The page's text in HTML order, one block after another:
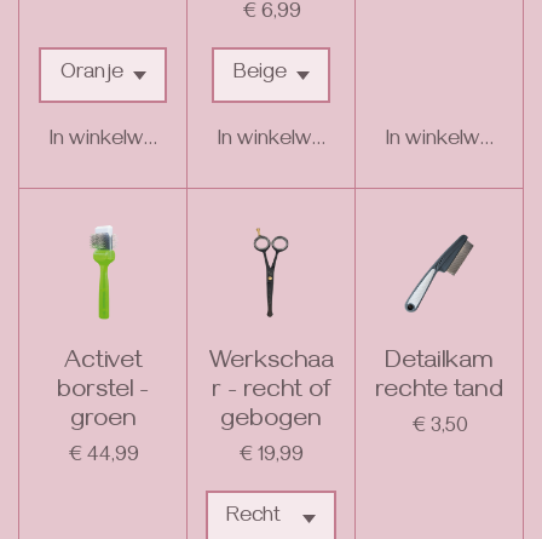
In winkelwagen
€ 6,99
In winkelwagen In winkelwagen
Activet
borstel -
groen
€ 44,99
Werkschaa
r - recht of
gebogen
€ 19,99
Detailkam
rechte tand
€ 3,50